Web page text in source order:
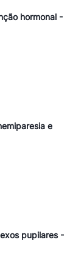
hormonal -
e
pupilares -